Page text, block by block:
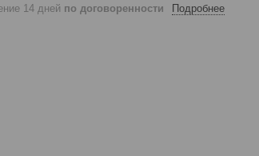
14 дней по договоренности Подробнее